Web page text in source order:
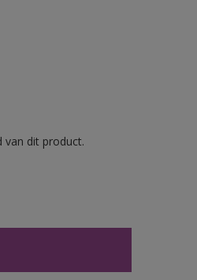
van dit product.